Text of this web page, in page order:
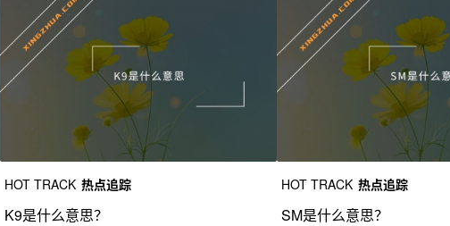
HOT TRACK 热点追踪
K9是什么意思？
HOT TRACK 热点追踪
SM是什么意思？